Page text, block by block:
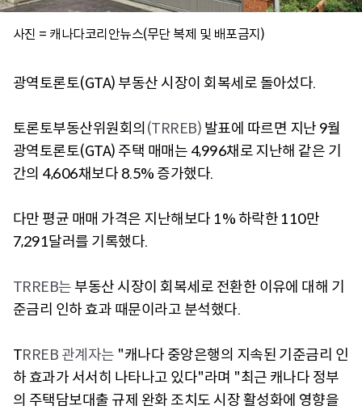
사진 = 캐나다코리안뉴스(무단 복제 및 배포금지)
광역토론토(GTA) 부동산 시장이 회복세로 돌아섰다.
토론토부동산위원회의 (TRREB) 발표에 따르면 지난 9월
광역토론토(GTA) 주택 매매는 4,996채로 지난해 같은 기
간의 4,606채보다 8.5% 증가했다.
다만 평균 매매 가격은 지난해보다 1% 하락한 110만
7,291달러를 기록했다.
TRREB는 부동산 시장이 회복세로 전환한 이유에 대해 기
준금리 인하 효과 때문이라고 분석했다.
TRREB 관계자는 "캐나다 중앙은행의 지속된 기준금리 인
하 효과가 서서히 나타나고 있다"라며 "최근 캐나다 정부
의 주택담보대출 규제 완화 조치도 시장 활성화에 영향을